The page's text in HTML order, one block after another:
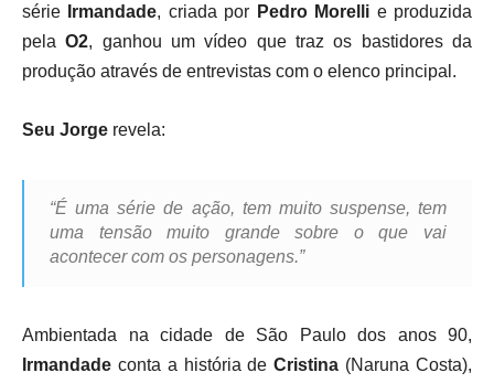
série
Irmandade, criada por Pedro Morelli e produzida
pelaO2, ganhou um vídeo que traz os bastidores da
produção através de entrevistas com o elenco principal.
Seu Jorge revela:
“É uma série de ação, tem muito suspense, tem
uma tensão muito grande sobre o que vai
acontecer com os personagens.”
Ambientada na cidade de São Paulo dos anos 90,
Irmandade conta a história deCristina (Naruna Costa),